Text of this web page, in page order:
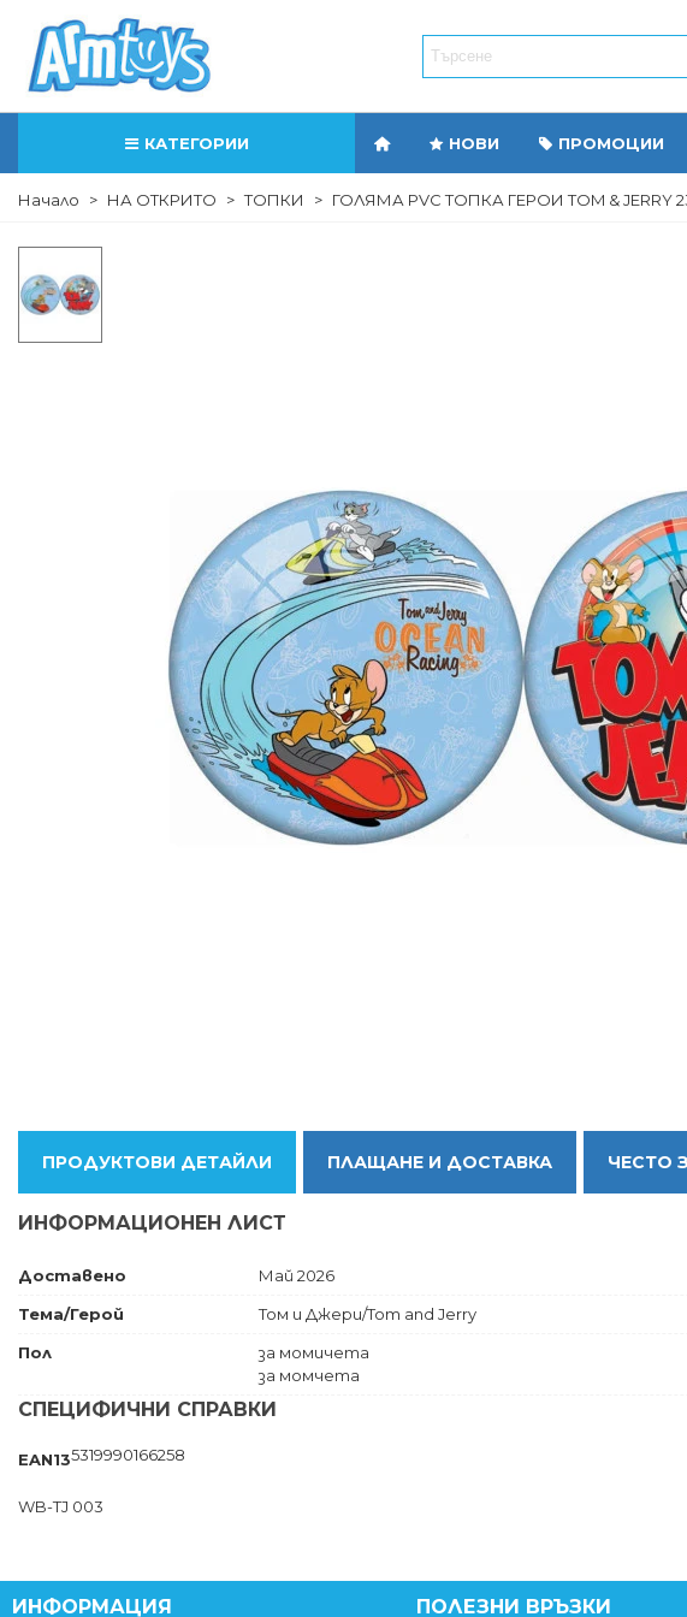
КАТЕГОРИИ НОВИ ПРОМОЦИИ
Начало > НА ОТКРИТО > ТОПКИ > ГОЛЯМА PVC ТОПКА ГЕРОИ TOM & JERRY
ПРОДУКТОВИ ДЕТАЙЛИ ПЛАЩАНЕ И ДОСТАВКА ЧЕСТО
ИНФОРМАЦИОНЕН ЛИСТ
Доставено
Май 2026
Тема/Герой
Том и Джери/Tom and Jerry
Пол
за момичета
за момчета
СПЕЦИФИЧНИ СПРАВКИ
EAN135319990166258
WB-TJ 003
ИНФОРМАЦИЯ ПОЛЕЗНИ ВРЪЗКИ